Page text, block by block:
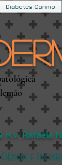
Diabetes Canino
M.V.Rafaela
e